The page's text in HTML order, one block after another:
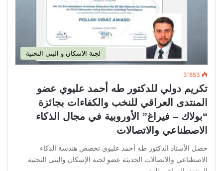
لجنة الاسكان و البنى التحتية
3٬853
تكريم دولي للدكتور طه أحمد عليوي عضو
المنتدى العراقي للنخب والكفاءات بجائزة
“بولاك – فيراغ” الأوروبية في مجال الذكاء
الاصطناعي والاتصالات
حصل الأستاذ الدكتور طه أحمد عليوي تخصص هندسة الذكاء
الاصطناعي والاتصالات الحديثة عضو لجنة الإسكان والبنى التحتية